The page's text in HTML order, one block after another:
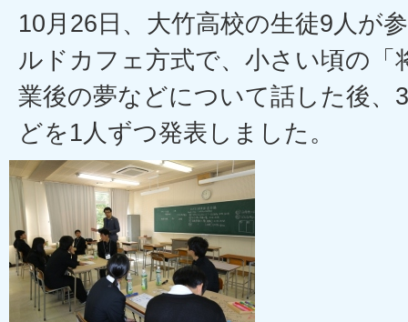
10月26日、大竹高校の生徒9人が
ルドカフェ方式で、小さい頃の「
業後の夢などについて話した後、
どを1人ずつ発表しました。